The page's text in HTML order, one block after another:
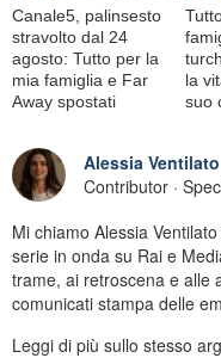
Canale5, palinsesto
stravolto dal 24
agosto: Tutto per la
mia famiglia e Far
Away spostati
la
suo
Alessia Ventilato
Contributor ·
Mi chiamo Alessia
serie in onda su Rai e
trame, ai retroscena e alle
comunicati stampa delle
Leggi di più sullo stesso